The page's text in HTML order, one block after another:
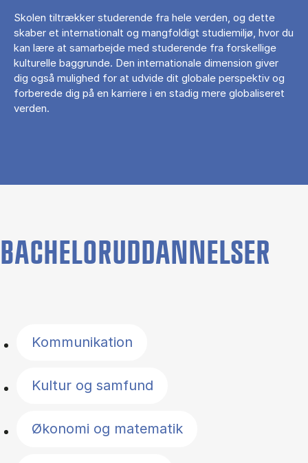
Skolen tiltrækker studerende fra hele verden, og dette
skaber et internationalt og mangfoldigt studiemiljø, hvor du
kan lære at samarbejde med studerende fra forskellige
kulturelle baggrunde. Den internationale dimension giver
dig også mulighed for at udvide dit globale perspektiv og
forberede dig på en karriere i en stadig mere globaliseret
verden.
BACHELORUDDANNELSER
Kommunikation
Kultur og samfund
Økonomi og matematik